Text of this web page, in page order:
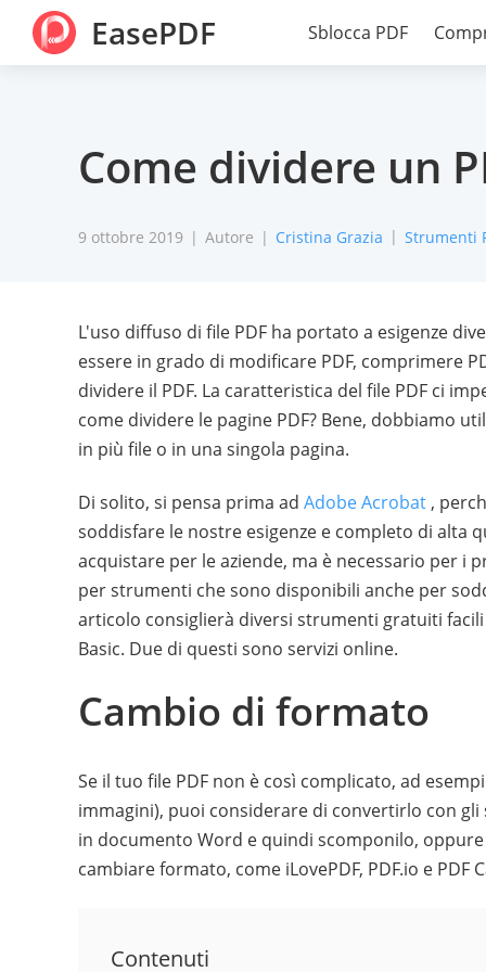
EasePDF Sblocca PDF
Come dividere un
9 ottobre 2019 Autore Cristina Grazia Strumenti
L'uso diffuso di file PDF ha portato a esigenze
essere in grado di modificare PDF, comprimere
dividere il PDF. La caratteristica del file PDF ci
come dividere le pagine PDF? Bene, dobbiamo
in più file o in una singola pagina.
Di solito, si pensa prima ad Adobe Acrobat ,
soddisfare le nostre esigenze e completo di alta
acquistare per le aziende, ma è necessario per i
per strumenti che sono disponibili anche per
articolo consiglierà diversi strumenti gratuiti facili
Basic. Due di questi sono servizi online.
Cambio di formato
Se il tuo file PDF non è così complicato, ad
immagini), puoi considerare di convertirlo con
in documento Word e quindi scomponilo,
cambiare formato, come iLovePDF, PDF.io e PDF
Contenuti